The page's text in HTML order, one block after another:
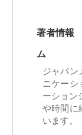
著者情報
ム
ジャパン
ニケーシ
ーション
や時間に
います。